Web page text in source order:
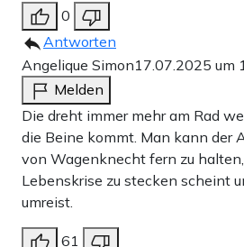
0
Antworten
Angelique Simon17.07.2025 um
Melden
Die dreht immer mehr am Rad
die Beine kommt. Man kann der
von Wagenknecht fern zu
Lebenskrise zu stecken scheint
umreist.
61